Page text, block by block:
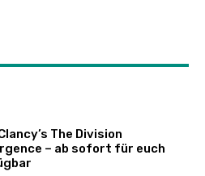
The Division
– ab sofort für euch